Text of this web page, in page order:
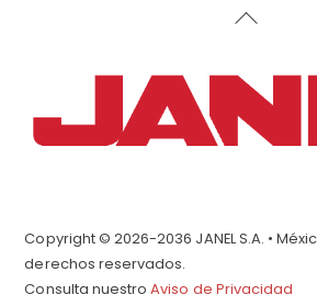
Back
Copyright © 2026-2036 JANEL S.A. •
derechos reservados.
Consulta nuestroAviso de Privacidad